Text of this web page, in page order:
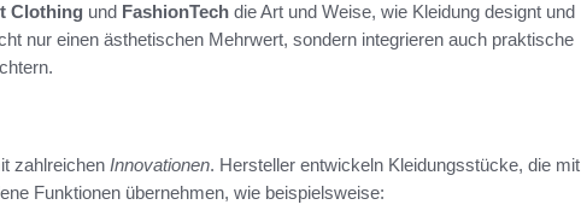
Clothing und FashionTech die Art und Weise, wie Kleidung designt und
nur einen ästhetischen Mehrwert, sondern integrieren auch praktische
zahlreichen Innovationen. Hersteller entwickeln Kleidungsstücke, die mit
Funktionen übernehmen, wie beispielsweise: